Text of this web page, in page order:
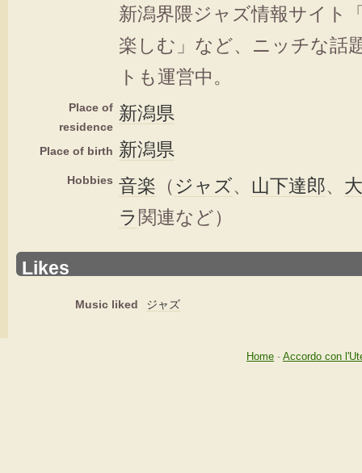
新潟界隈ジャズ情報サイト
楽しむ」など、ニッチな話
トも運営中。
Place of
residence
新潟県
Place of birth 新潟県
Hobbies 音楽 （ジャズ、 山下達郎、
ラ 関連など）
Likes
Music liked ジャズ
Home - Accordo con